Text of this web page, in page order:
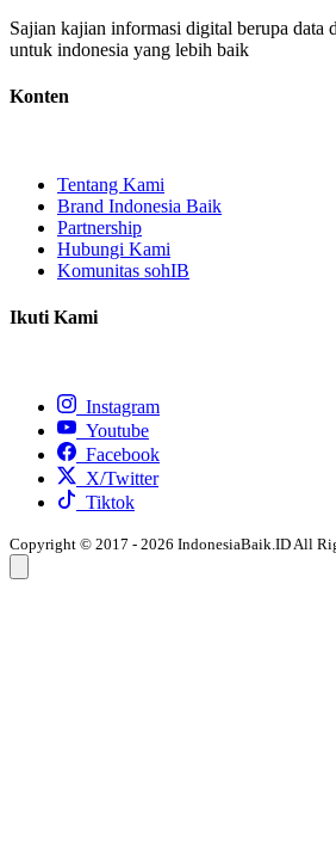
Sajian kajian informasi digital berupa data
untuk indonesia yang lebih baik
Konten
Tentang Kami
Brand Indonesia Baik
Partnership
Hubungi Kami
Komunitas sohIB
Ikuti Kami
Instagram
Youtube
Facebook
X/Twitter
Tiktok
Copyright © 2017 - 2026 IndonesiaBaik.ID All